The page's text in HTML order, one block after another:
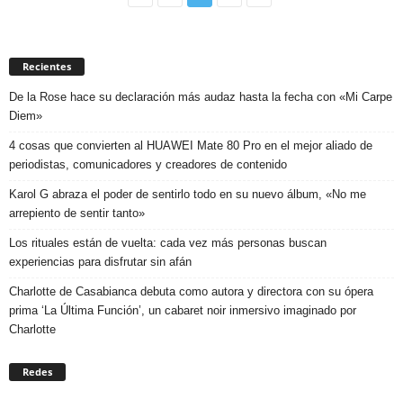
Recientes
De la Rose hace su declaración más audaz hasta la fecha con «Mi Carpe
Diem»
4 cosas que convierten al HUAWEI Mate 80 Pro en el mejor aliado de
periodistas, comunicadores y creadores de contenido
Karol G abraza el poder de sentirlo todo en su nuevo álbum, «No me
arrepiento de sentir tanto»
Los rituales están de vuelta: cada vez más personas buscan
experiencias para disfrutar sin afán
Charlotte de Casabianca debuta como autora y directora con su ópera
prima ‘La Última Función’, un cabaret noir inmersivo imaginado por
Charlotte
Redes